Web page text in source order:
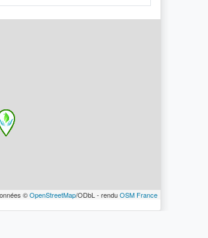
©OpenStreetMap/ODbL - renduOSM France